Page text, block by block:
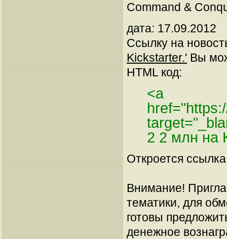
Command &
дата: 17.09.2012
Ссылку на
Kickstarter.' Вы
HTML код:
<a
2 2 млн на
Откроется
Внимание!
тематики, для
готовы
денежное